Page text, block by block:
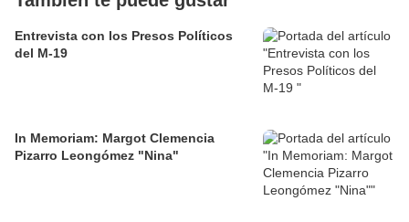
Entrevista con los Presos Políticos
del M-19
In Memoriam: Margot Clemencia
Pizarro Leongómez "Nina"